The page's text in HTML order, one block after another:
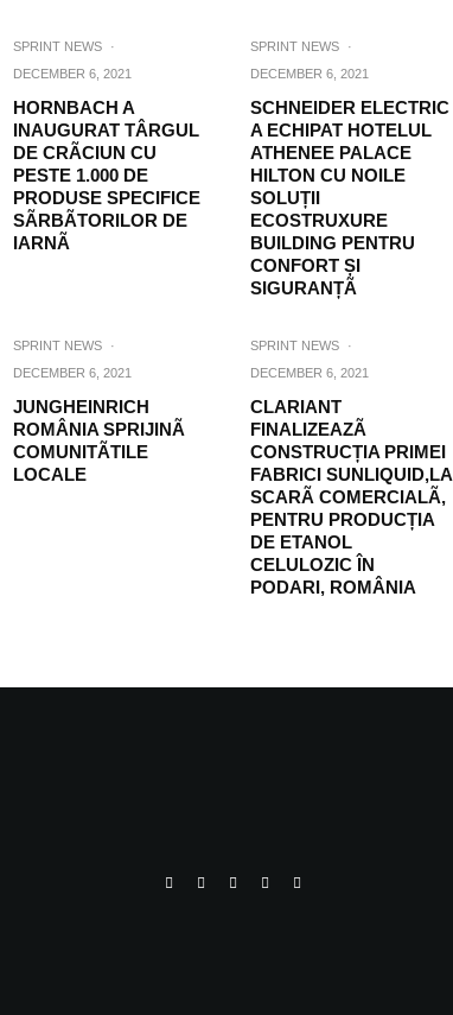
SPRINT NEWS
·
DECEMBER 6, 2021
HORNBACH A
INAUGURAT TÂRGUL
DE CRÃCIUN CU
PESTE 1.000 DE
PRODUSE SPECIFICE
SÃRBÃTORILOR DE
IARNÃ
SPRINT NEWS
·
DECEMBER 6, 2021
SCHNEIDER ELECTRIC
A ECHIPAT HOTELUL
ATHENEE PALACE
HILTON CU NOILE
SOLUȚII
ECOSTRUXURE
BUILDING PENTRU
CONFORT ȘI
SIGURANȚÃ
SPRINT NEWS
·
DECEMBER 6, 2021
JUNGHEINRICH
ROMÂNIA SPRIJINÃ
COMUNITÃTILE
LOCALE
SPRINT NEWS
·
DECEMBER 6, 2021
CLARIANT
FINALIZEAZÃ
CONSTRUCȚIA PRIMEI
FABRICI SUNLIQUID,LA
SCARÃ COMERCIALÃ,
PENTRU PRODUCȚIA
DE ETANOL
CELULOZIC ÎN
PODARI, ROMÂNIA